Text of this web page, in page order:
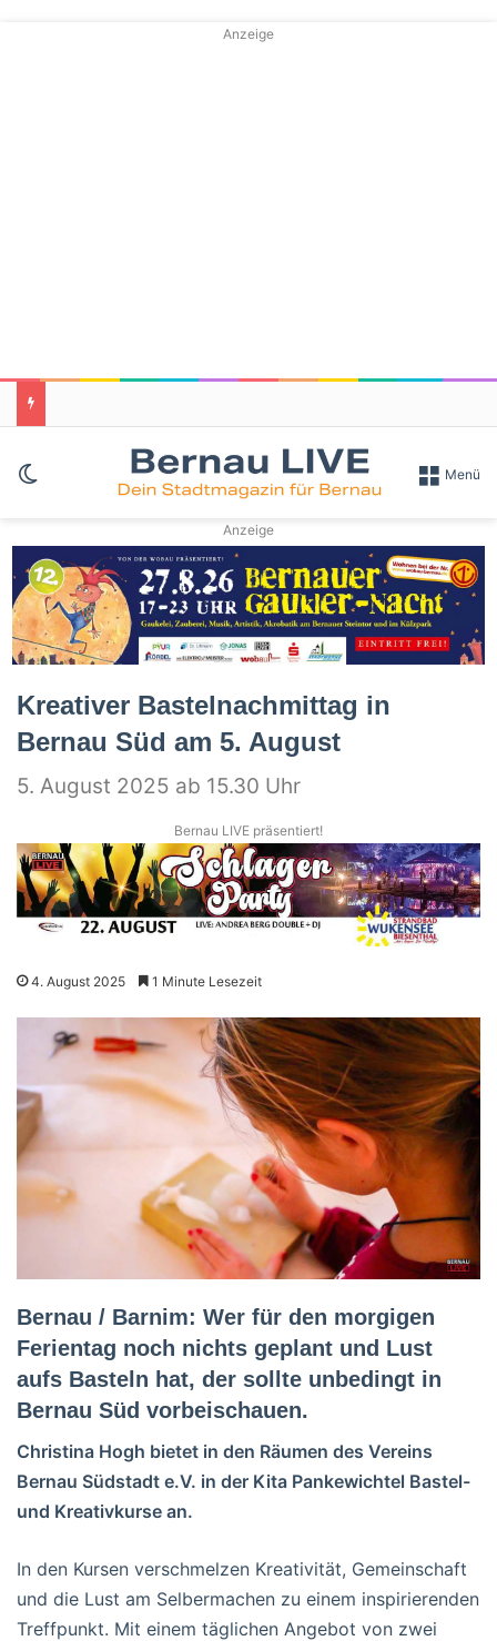
Anzeige
Skin umschalten Menü
Anzeige
Kreativer Bastelnachmittag in
Bernau Süd am 5. August
5. August 2025 ab 15.30 Uhr
Bernau LIVE präsentiert!
4. August 2025 1 Minute Lesezeit
Bernau / Barnim: Wer für den morgigen
Ferientag noch nichts geplant und Lust
aufs Basteln hat, der sollte unbedingt in
Bernau Süd vorbeischauen.
Christina Hogh bietet in den Räumen des Vereins
Bernau Südstadt e.V. in der Kita Pankewichtel Bastel-
und Kreativkurse an.
In den Kursen verschmelzen Kreativität, Gemeinschaft
und die Lust am Selbermachen zu einem inspirierenden
Treffpunkt. Mit einem täglichen Angebot von zwei